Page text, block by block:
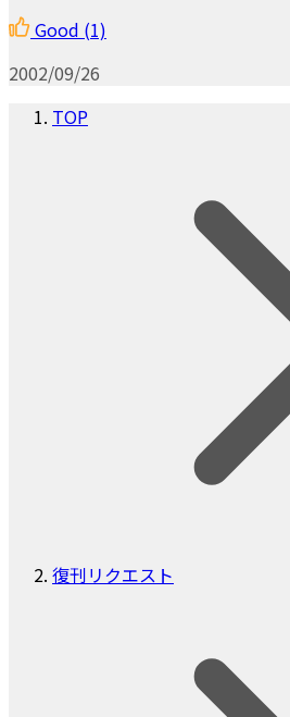
Good (1)
2002/09/26
TOP
復刊リクエスト